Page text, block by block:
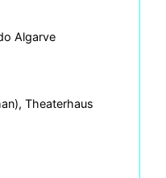
Algarve
Theaterhaus